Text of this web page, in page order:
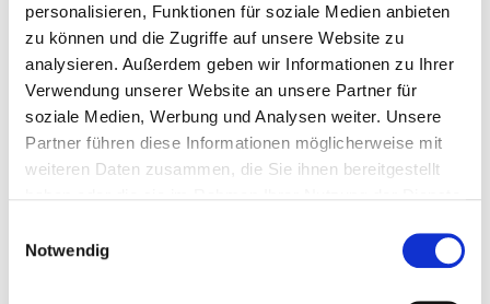
personalisieren, Funktionen für soziale Medien anbieten
zu können und die Zugriffe auf unsere Website zu
analysieren. Außerdem geben wir Informationen zu Ihrer
Verwendung unserer Website an unsere Partner für
soziale Medien, Werbung und Analysen weiter. Unsere
Partner führen diese Informationen möglicherweise mit
weiteren Daten zusammen, die Sie ihnen bereitgestellt
Notwendig
Main-Kinzig-Kliniken gGmbH
Schlüchtern
Chirurgie (Belegabteilung)
Fachabteilung